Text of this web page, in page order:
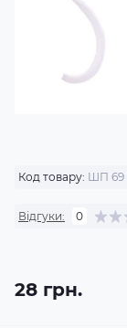
Код товару: ШП 69
Відгуки: 0
28 грн.